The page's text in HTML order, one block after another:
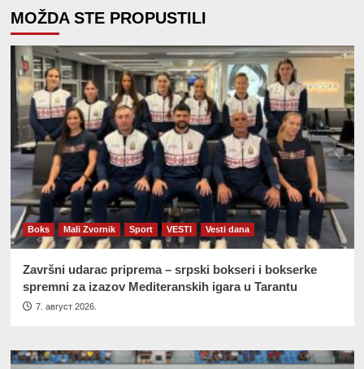
MOŽDA STE PROPUSTILI
Boks Mali Zvornik Sport VESTI Vesti dana
Završni udarac priprema – srpski bokseri i bokserke
spremni za izazov Mediteranskih igara u Tarantu
7. август 2026.